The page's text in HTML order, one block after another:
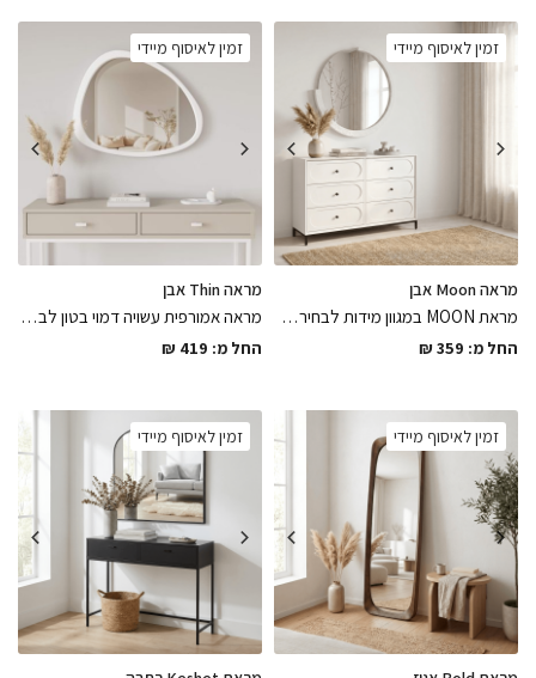
זמין לאיסוף מיידי
מראה Moon אבן
מראת MOON במגוון מידות לבחירה בגוון אבן לבנה בעיצוב מסגרת מעץ בשילוב פריימלס
החל מ: ₪ 359
זמין לאיסוף מיידי
מראה Thin אבן
מראה אמורפית עשויה דמוי בטון לבן בגימור מושלם במגוון מידות גדול לבחירה, פיס לחלל נקי ונעים
החל מ: ₪ 419
זמין לאיסוף מיידי זמין לאיסוף מיידי